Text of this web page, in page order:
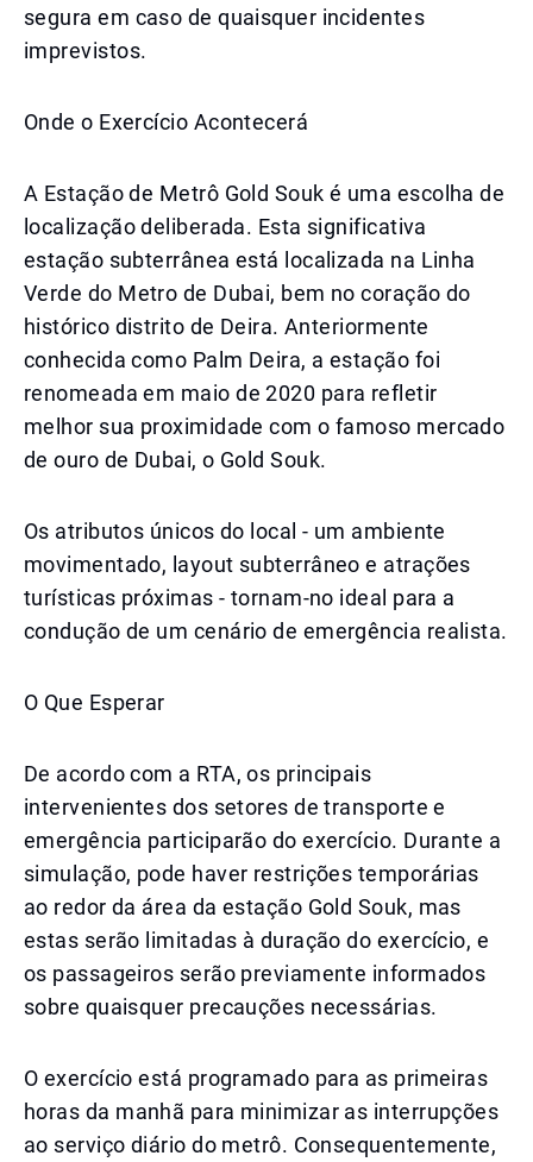
segura em caso de quaisquer incidentes
imprevistos.
Onde o Exercício Acontecerá
A Estação de Metrô Gold Souk é uma escolha de
localização deliberada. Esta significativa
estação subterrânea está localizada na Linha
Verde do Metro de Dubai, bem no coração do
histórico distrito de Deira. Anteriormente
conhecida como Palm Deira, a estação foi
renomeada em maio de 2020 para refletir
melhor sua proximidade com o famoso mercado
de ouro de Dubai, o Gold Souk.
Os atributos únicos do local - um ambiente
movimentado, layout subterrâneo e atrações
turísticas próximas - tornam-no ideal para a
condução de um cenário de emergência realista.
O Que Esperar
De acordo com a RTA, os principais
intervenientes dos setores de transporte e
emergência participarão do exercício. Durante a
simulação, pode haver restrições temporárias
ao redor da área da estação Gold Souk, mas
estas serão limitadas à duração do exercício, e
os passageiros serão previamente informados
sobre quaisquer precauções necessárias.
O exercício está programado para as primeiras
horas da manhã para minimizar as interrupções
ao serviço diário do metrô. Consequentemente,